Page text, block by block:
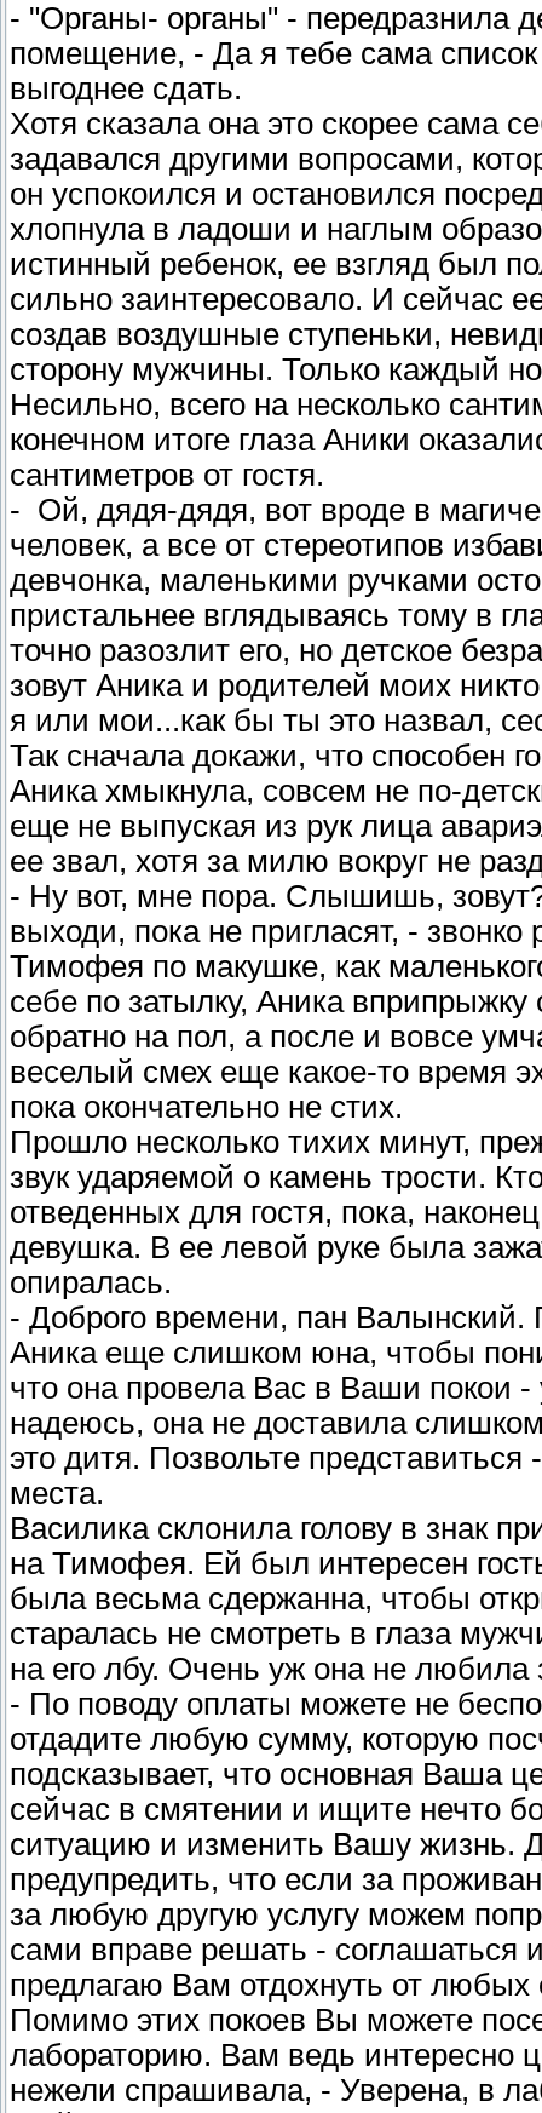
- "Органы- органы" - передразнила
помещение, - Да я тебе сама
выгоднее сдать.
Хотя сказала она это скорее сама
задавался другими вопросами,
он успокоился и остановился
хлопнула в ладоши и наглым
истинный ребенок, ее взгляд был
сильно заинтересовало. И сейчас
создав воздушные ступеньки,
сторону мужчины. Только каждый
Несильно, всего на несколько
конечном итоге глаза Аники
сантиметров от гостя.
- Ой, дядя-дядя, вот вроде в
человек, а все от стереотипов
девчонка, маленькими ручками
пристальнее вглядываясь тому в
точно разозлит его, но детское
зовут Аника и родителей моих
я или мои...как бы ты это назвал,
Так сначала докажи, что способен
Аника хмыкнула, совсем не по-
еще не выпуская из рук лица
ее звал, хотя за милю вокруг не
- Ну вот, мне пора. Слышишь,
выходи, пока не пригласят, -
Тимофея по макушке, как
себе по затылку, Аника
обратно на пол, а после и вовсе
веселый смех еще какое-то время
пока окончательно не стих.
Прошло несколько тихих минут,
звук ударяемой о камень трости.
отведенных для гостя, пока,
девушка. В ее левой руке была
опиралась.
- Доброго времени, пан Валынский.
Аника еще слишком юна, чтобы
что она провела Вас в Ваши покои
надеюсь, она не доставила
это дитя. Позвольте
места.
Василика склонила голову в знак
на Тимофея. Ей был интересен
была весьма сдержанна, чтобы
старалась не смотреть в глаза
на его лбу. Очень уж она не любила
- По поводу оплаты можете не
отдадите любую сумму, которую
подсказывает, что основная Ваша
сейчас в смятении и ищите нечто
ситуацию и изменить Вашу жизнь.
предупредить, что если за
за любую другую услугу можем
сами вправе решать - соглашаться
предлагаю Вам отдохнуть от любых
Помимо этих покоев Вы можете
лабораторию. Вам ведь интересно
нежели спрашивала, - Уверена, в